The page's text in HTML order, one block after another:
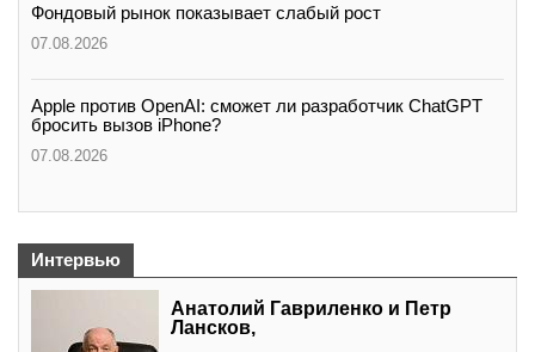
Фондовый рынок показывает слабый рост
07.08.2026
Apple против OpenAI: сможет ли разработчик ChatGPT
бросить вызов iPhone?
07.08.2026
Интервью
Анатолий Гавриленко и Петр
Лансков,